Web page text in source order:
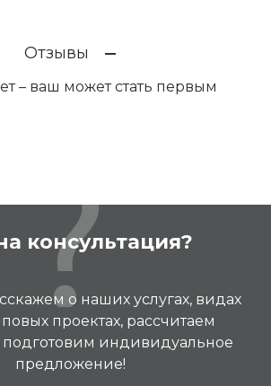
Отзывы
– ваш может стать первым
консультация?
о наших услугах, видах
проектах, рассчитаем
подготовим индивидуальное
предложение!